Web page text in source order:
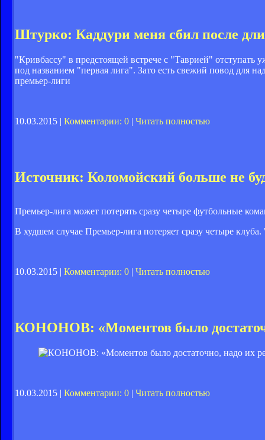
Штурко: Каддури меня сбил после
"Кривбассу" в предстоящей встрече с "Таврией" отступать
под названием "первая лига". Зато есть свежий повод для
премьер-лиги
10.03.2015 | Комментарии: 0 | Читать полностью
Источник: Коломойский больше не
Премьер-лига может потерять сразу четыре футбольные
В худшем случае Премьер-лига потеряет сразу четыре
10.03.2015 | Комментарии: 0 | Читать полностью
КОНОНОВ: «Моментов было
10.03.2015 | Комментарии: 0 | Читать полностью